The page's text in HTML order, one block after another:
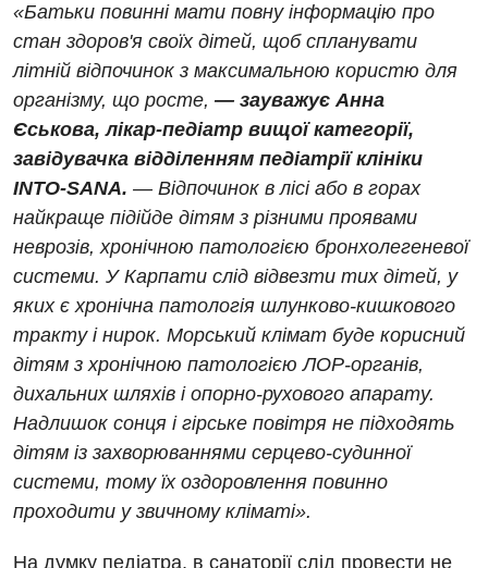
Відео
Комп’ютерна томографія
Магнітно-резонансна томографія
Мамографія
Нейросонографія
Рентгенографія
УЗД
Для дорослих
Акушерство і гінекологія
Алергологія, імунологія
Андрологія
Безоплатні послуги
Відділення інтенсивної терапії
Гінекологічне відділення
Денний стаціонар
Діагностичне відділення
Ендоскопічне відділення
Онкологічне відділлення
Офтальмологічне відділення
Педіатричне відділення
Терапевтичне відділення
Травматологічне відділення
Урологічне відділення
Хірургічне відділення
Декларування
Лікування гострого інфаркту
Національний скринінг здоров’я 40+
Українська
Російська
«Батьки повинні мати повну інформацію про
стан здоров'я своїх дітей, щоб спланувати
літній відпочинок з максимальною користю для
організму, що росте, — зауважує Анна
Єськова, лікар-педіатр вищої категорії,
завідувачка відділенням педіатрії клініки
INTO-SANA. — Відпочинок в лісі або в горах
найкраще підійде дітям з різними проявами
неврозів, хронічною патологією бронхолегеневої
системи. У Карпати слід відвезти тих дітей, у
яких є хронічна патологія шлунково-кишкового
тракту і нирок. Морський клімат буде корисний
дітям з хронічною патологією ЛОР-органів,
дихальних шляхів і опорно-рухового апарату.
Надлишок сонця і гірське повітря не підходять
дітям із захворюваннями серцево-судинної
системи, тому їх оздоровлення повинно
проходити у звичному кліматі».
На думку педіатра, в санаторії слід провести не